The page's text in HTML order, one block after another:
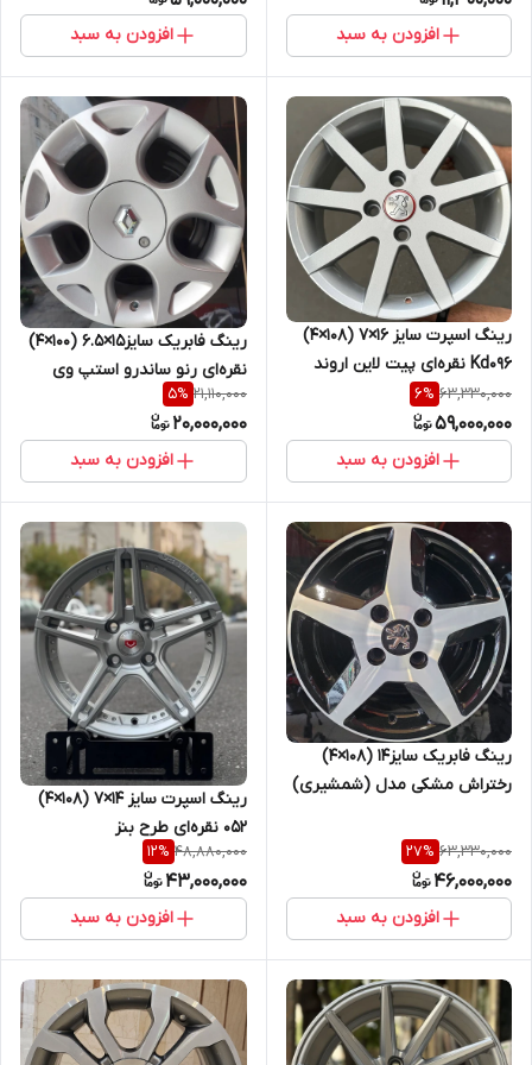
افزودن به سبد افزودن به سبد
رینگ اسپرت سایز ۱۶×۷ (۱۰۸×۴)
Kd096 نقره‌ای پیت لاین اروند
63,330,000
6%
59,000,000
افزودن به سبد
رینگ فابریک سایز۱۵×۶.۵ (۱۰۰×۴)
نقره‌ای رنو ساندرو استپ وی
اروند
21,110,000
5%
20,000,000
افزودن به سبد
رینگ فابریک سایز۱۴ (۱۰۸×۴)
رختراش مشکی مدل (شمشیری)
63,330,000
27%
46,000,000
افزودن به سبد
رینگ اسپرت سایز ۱۴×۷ (۱۰۸×۴)
۰۵۲ نقره‌ای طرح بنز
48,880,000
12%
43,000,000
افزودن به سبد